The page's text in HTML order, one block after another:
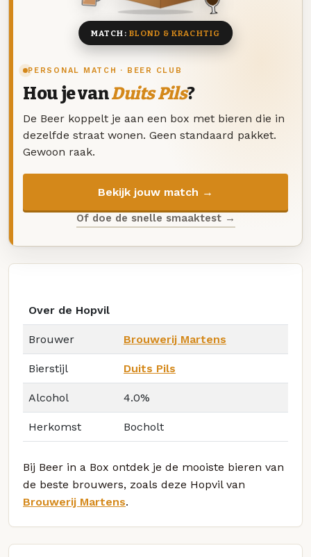
PERSONAL MATCH · BEER CLUB
Hou je vanDuits Pils?
De Beer koppelt je aan een box met bieren die in
dezelfde straat wonen. Geen standaard pakket.
Gewoon raak.
Bekijk jouw match →
Of doe de snelle smaaktest →
MATCH: BLOND & KRACHTIG
Over de Hopvil
Brouwer Brouwerij Martens
Bierstijl Duits Pils
Alcohol 4.0%
Herkomst Bocholt
Bij Beer in a Box ontdek je de mooiste bieren van
de beste brouwers, zoals deze Hopvil van
Brouwerij Martens.